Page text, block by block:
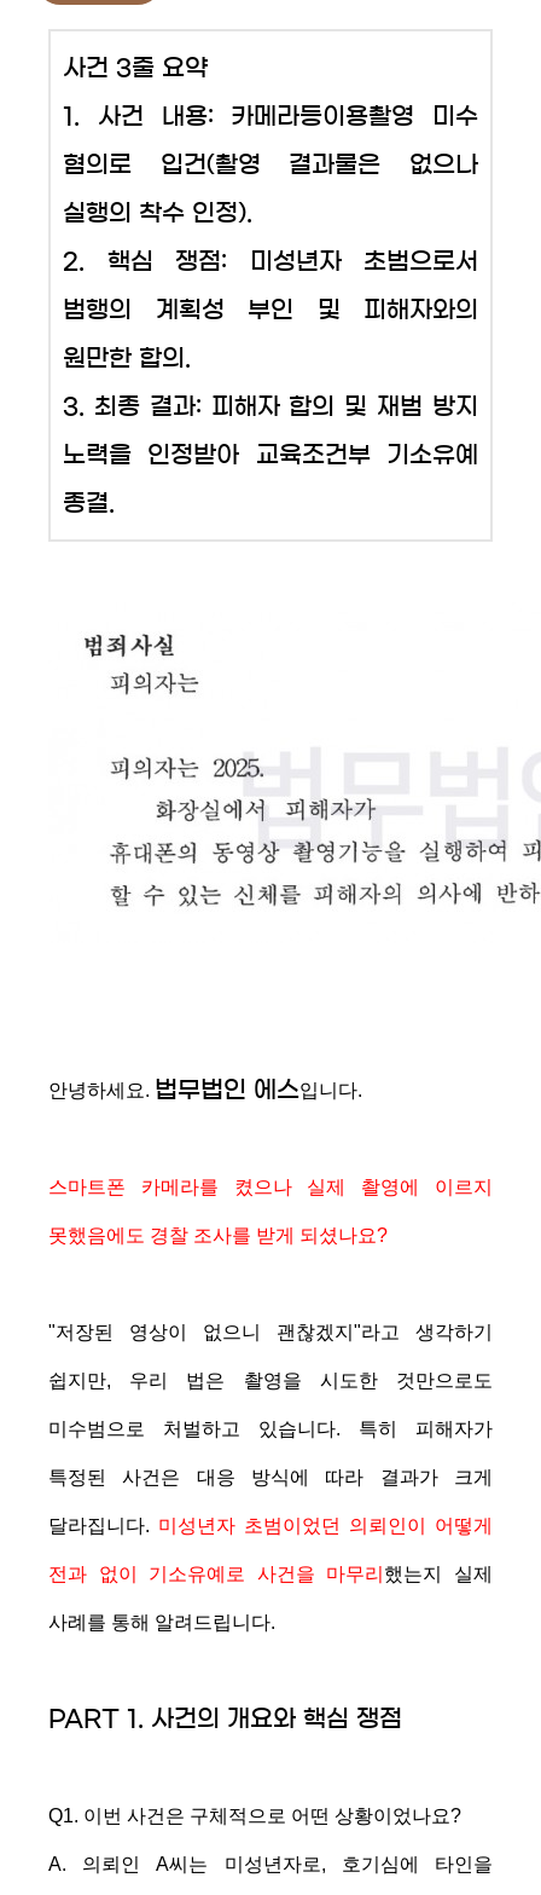
사건 3줄 요약
1. 사건 내용: 카메라등이용촬영 미수
혐의로 입건(촬영 결과물은 없으나
실행의 착수 인정).
2. 핵심 쟁점: 미성년자 초범으로서
범행의 계획성 부인 및 피해자와의
원만한 합의.
3. 최종 결과: 피해자 합의 및 재범 방지
노력을 인정받아 교육조건부 기소유예
종결.
안녕하세요. 법무법인 에스입니다.
스마트폰 카메라를 켰으나 실제 촬영에 이르지
못했음에도 경찰 조사를 받게 되셨나요?
"저장된 영상이 없으니 괜찮겠지"라고 생각하기
쉽지만, 우리 법은 촬영을 시도한 것만으로도
미수범으로 처벌하고 있습니다. 특히 피해자가
특정된 사건은 대응 방식에 따라 결과가 크게
달라집니다. 미성년자 초범이었던 의뢰인이 어떻게
전과 없이 기소유예로 사건을 마무리 했는지 실제
사례를 통해 알려드립니다.
PART 1. 사건의 개요와 핵심 쟁점
Q1. 이번 사건은 구체적으로 어떤 상황이었나요?
A. 의뢰인 A씨는 미성년자로, 호기심에 타인을